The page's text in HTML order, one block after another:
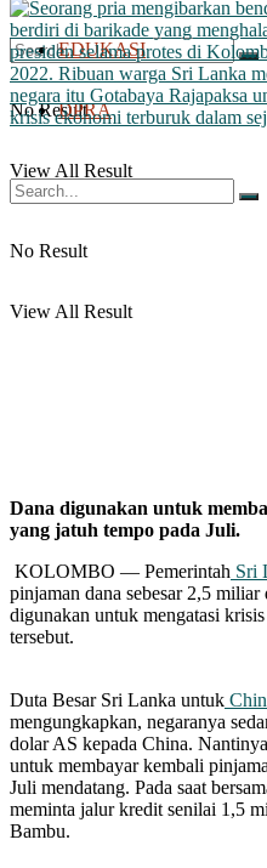
No Result
View All Result
EDUKASI
DPRA
No Result
View All Result
Dana digunakan untuk
yang jatuh tempo pada Juli.
KOLOMBO — Pemerintah Sri
pinjaman dana sebesar 2,5
digunakan untuk mengatasi
tersebut.
Duta Besar Sri Lanka untuk
mengungkapkan, negaranya
dolar AS kepada China.
untuk membayar kembali
Juli mendatang. Pada saat
meminta jalur kredit senilai 1,5
Bambu.